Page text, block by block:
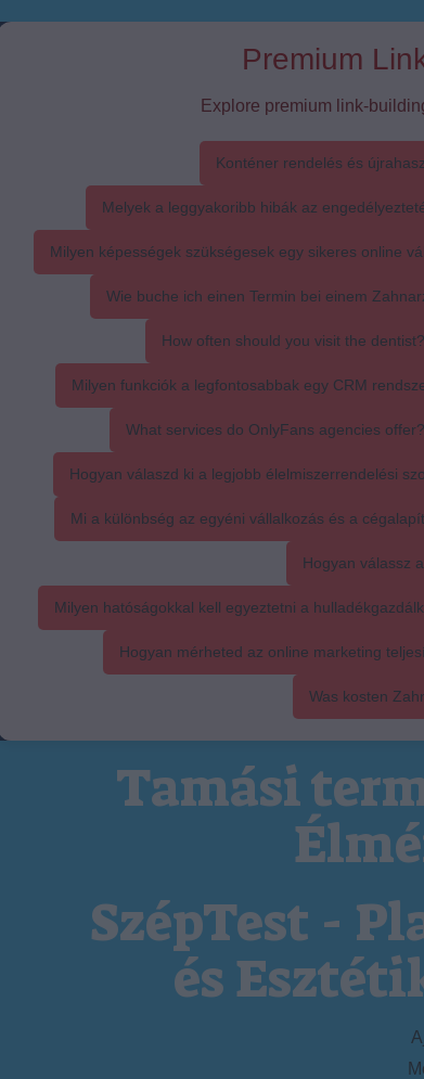
Premium
Explore premium link-
Konténer rendelés és
Melyek a leggyakoribb hibák az
Milyen képességek szükségesek egy sikeres online
Wie buche ich einen Termin bei einem
How often should you visit the dentist?
Milyen funkciók a legfontosabbak egy CRM
What services do OnlyFans agencies offer?
Hogyan válaszd ki a legjobb élelmiszerrendelési
Mi a különbség az egyéni vállalkozás és a
Hogyan válassz
Milyen hatóságokkal kell egyeztetni a
Hogyan mérheted az online marketing
Was kosten
Tamási
SzépTest -
és